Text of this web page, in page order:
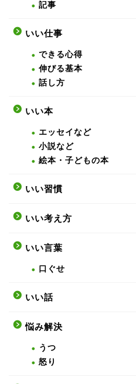
記事
いい仕事
できる心得
伸びる基本
話し方
いい本
エッセイなど
小説など
絵本・子どもの本
いい習慣
いい考え方
いい言葉
口ぐせ
いい話
悩み解決
うつ
怒り